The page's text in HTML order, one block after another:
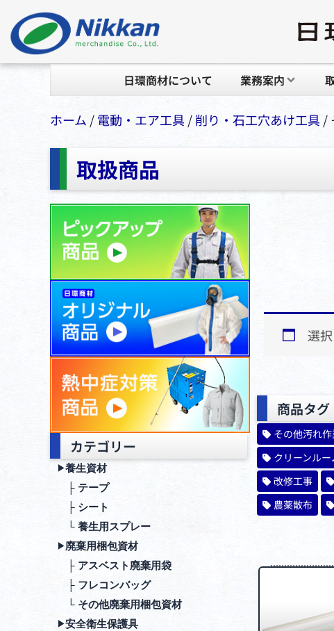
日環商材について 業務案内
ホーム /電動・エア⼯具 /削り・⽯⼯⽳あけ⼯具 /
取扱商品
カテゴリー
▶︎養生資材
├ テープ
├ シート
└ 養生用スプレー
▶︎廃棄⽤梱包資材
├ アスベスト廃棄用袋
├ フレコンバッグ
└ その他廃棄用梱包資材
▶︎安全衛⽣保護具
選
商品タグ
その他汚れ
クリーンルー
改修工事
農薬散布